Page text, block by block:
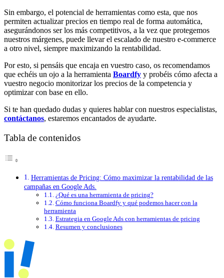
Sin embargo, el potencial de herramientas como esta, que nos
permiten actualizar precios en tiempo real de forma automática,
asegurándonos ser los más competitivos, a la vez que protegemos
nuestros márgenes, puede llevar el escalado de nuestro e-commerce
a otro nivel, siempre maximizando la rentabilidad.
Por esto, si pensáis que encaja en vuestro caso, os recomendamos
que echéis un ojo a la herramienta Boardfy y probéis cómo afecta a
vuestro negocio monitorizar los precios de la competencia y
optimizar con base en ello.
Si te han quedado dudas y quieres hablar con nuestros especialistas,
contáctanos, estaremos encantados de ayudarte.
Tabla de contenidos
Herramientas de Pricing: Cómo maximizar la rentabilidad de las
campañas en Google Ads.
¿Qué es una herramienta de pricing?
Cómo funciona Boardfy y qué podemos hacer con la
herramienta
Estrategia en Google Ads con herramientas de pricing
Resumen y conclusiones